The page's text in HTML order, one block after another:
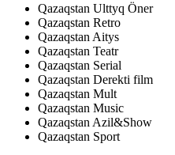
Qazaqstan Ulttyq Öner
Qazaqstan Retro
Qazaqstan Aitys
Qazaqstan Teatr
Qazaqstan Serial
Qazaqstan Derekti film
Qazaqstan Mult
Qazaqstan Music
Qazaqstan Azil&Show
Qazaqstan Sport